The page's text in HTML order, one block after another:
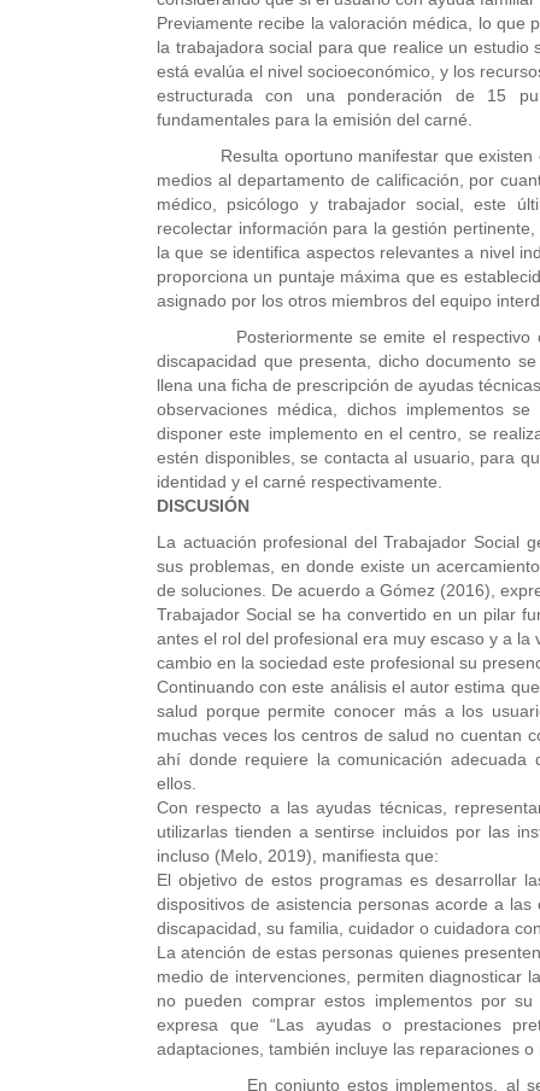
Previamente recibe la valoración médica, lo que
la trabajadora social para que realice un
está evalúa el nivel socioeconómico, y los
estructurada con una ponderación de 15
fundamentales para la emisión del carné.
Resulta oportuno manifestar que existen
medios al departamento de calificación, por
médico, psicólogo y trabajador social, este
recolectar información para la gestión
la que se identifica aspectos relevantes a nivel
proporciona un puntaje máxima que es
asignado por los otros miembros del equipo
Posteriormente se emite el respectivo
discapacidad que presenta, dicho documento
llena una ficha de prescripción de ayudas
observaciones médica, dichos implementos
disponer este implemento en el centro, se
estén disponibles, se contacta al usuario, para
identidad y el carné respectivamente.
DISCUSIÓN
La actuación profesional del Trabajador Social
sus problemas, en donde existe un
de soluciones. De acuerdo a Gómez (2016),
Trabajador Social se ha convertido en un pilar
antes el rol del profesional era muy escaso y a
cambio en la sociedad este profesional su
Continuando con este análisis el autor estima
salud porque permite conocer más a los
muchas veces los centros de salud no cuentan
ahí donde requiere la comunicación adecuada
ellos.
Con respecto a las ayudas técnicas,
utilizarlas tienden a sentirse incluidos por las
incluso (Melo, 2019), manifiesta que:
El objetivo de estos programas es desarrollar
dispositivos de asistencia personas acorde a
discapacidad, su familia, cuidador o cuidadora
La atención de estas personas quienes
medio de intervenciones, permiten diagnosticar
no pueden comprar estos implementos por
expresa que “Las ayudas o prestaciones
adaptaciones, también incluye las reparaciones
En conjunto estos implementos, al ser